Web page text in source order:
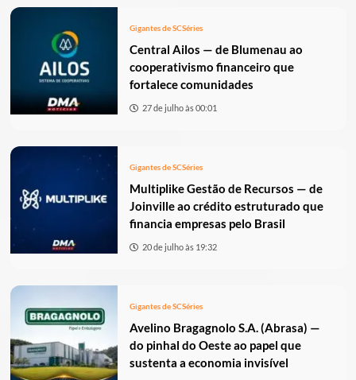
Gigantes de SCSéries
Central Ailos — de Blumenau ao
cooperativismo financeiro que
fortalece comunidades
27 de julho às 00:01
Gigantes de SCSéries
Multiplike Gestão de Recursos — de
Joinville ao crédito estruturado que
financia empresas pelo Brasil
20 de julho às 19:32
Gigantes de SCSéries
Avelino Bragagnolo S.A. (Abrasa) —
do pinhal do Oeste ao papel que
sustenta a economia invisível